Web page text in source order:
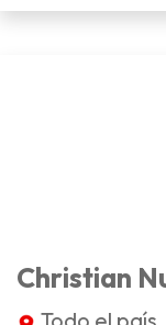
Christian